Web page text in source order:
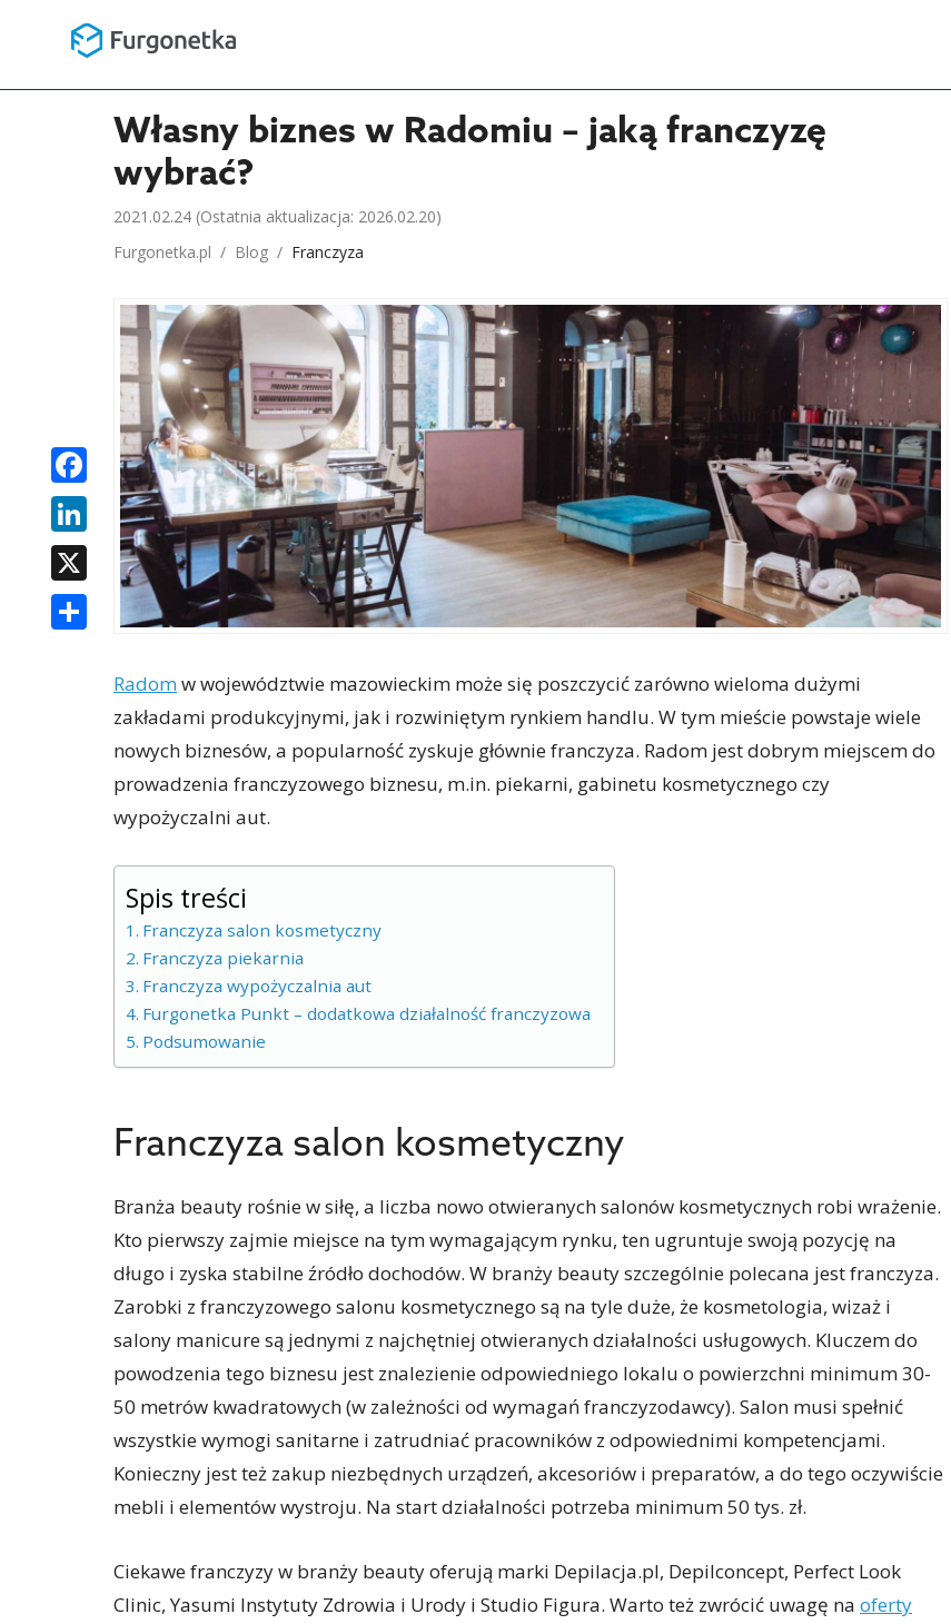
Własny biznes w Radomiu – jaką franczyzę
wybrać?
2021.02.24 (Ostatnia aktualizacja: 2026.02.20)
Furgonetka.pl / Blog / Franczyza
FACEBOOK
LINKEDIN
SHARE
Radomw województwie mazowieckim może się poszczycić zarówno wieloma dużymi
zakładami produkcyjnymi, jak i rozwiniętym rynkiem handlu. W tym mieście powstaje wiele
nowych biznesów, a popularność zyskuje głównie franczyza. Radom jest dobrym miejscem do
prowadzenia franczyzowego biznesu, m.in. piekarni, gabinetu kosmetycznego czy
wypożyczalni aut.
Spis treści
Franczyza salon kosmetyczny
Franczyza piekarnia
Franczyza wypożyczalnia aut
Furgonetka Punkt – dodatkowa działalność franczyzowa
Podsumowanie
Franczyza salon kosmetyczny
Branża beauty rośnie w siłę, a liczba nowo otwieranych salonów kosmetycznych robi wrażenie.
Kto pierwszy zajmie miejsce na tym wymagającym rynku, ten ugruntuje swoją pozycję na
długo i zyska stabilne źródło dochodów. W branży beauty szczególnie polecana jest franczyza.
Zarobki z franczyzowego salonu kosmetycznego są na tyle duże, że kosmetologia, wizaż i
salony manicure są jednymi z najchętniej otwieranych działalności usługowych. Kluczem do
powodzenia tego biznesu jest znalezienie odpowiedniego lokalu o powierzchni minimum 30-
50 metrów kwadratowych (w zależności od wymagań franczyzodawcy). Salon musi spełnić
wszystkie wymogi sanitarne i zatrudniać pracowników z odpowiednimi kompetencjami.
Konieczny jest też zakup niezbędnych urządzeń, akcesoriów i preparatów, a do tego oczywiście
mebli i elementów wystroju. Na start działalności potrzeba minimum 50 tys. zł.
Ciekawe franczyzy w branży beauty oferują marki Depilacja.pl, Depilconcept, Perfect Look
Clinic, Yasumi Instytuty Zdrowia i Urody i Studio Figura. Warto też zwrócić uwagę na oferty